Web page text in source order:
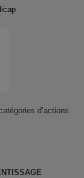
d’actions